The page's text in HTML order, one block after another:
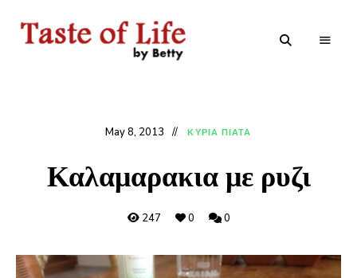
May 8, 2013 ΚΥΡΙΑ ΠΙΑΤΑ
Καλαμαρακια με ρυζι
247 0 0